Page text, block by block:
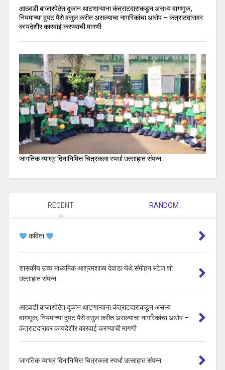
आठवडी बाजारपेठेत दुकान थाटणाऱ्याना कंत्राटदाराकडून असभ्य वागणूक,
नियमाच्या दुपट पैसे वसुल करीत असल्याचा नागरिकांचा आरोप – कंत्राटदारावर
कायदेशीर कारवाई करण्याची मागणी
जागतिक व्याघ्र दिनानिमित्त चित्रकला स्पर्धा उत्साहात संपन्न.
RECENT RANDOM
कविता
शासकीय उच्च माध्यमिक आश्रमशाळा देवाडा येथे संमोहन स्टेज शो
उत्साहात संपन्न.
आठवडी बाजारपेठेत दुकान थाटणाऱ्याना कंत्राटदाराकडून असभ्य
वागणूक, नियमाच्या दुपट पैसे वसुल करीत असल्याचा नागरिकांचा आरोप –
कंत्राटदारावर कायदेशीर कारवाई करण्याची मागणी
जागतिक व्याघ्र दिनानिमित्त चित्रकला स्पर्धा उत्साहात संपन्न.